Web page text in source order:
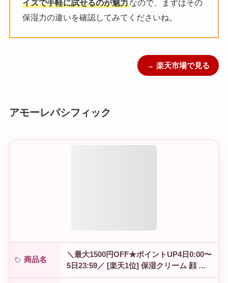
イズで手軽に試せるのが魅力なので、まずはその
保湿力の違いを確認してみてくださいね。
→ 楽天市場で見る
アモーレパシフィック
商品名
＼最大1500円OFF★ポイントUP4日0:00〜
5日23:59／ [楽天1位] 保湿クリーム 顔 セ
ラミド 水分 水分クリーム AESTURA 公式